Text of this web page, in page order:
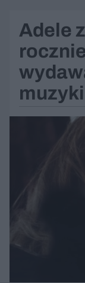
Adele
muzyki